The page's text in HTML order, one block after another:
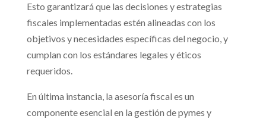
Esto garantizará que las decisiones y estrategias
fiscales implementadas estén alineadas con los
objetivos y necesidades específicas del negocio, y
cumplan con los estándares legales y éticos
requeridos.
En última instancia, la asesoría fiscal es un
componente esencial en la gestión de pymes y